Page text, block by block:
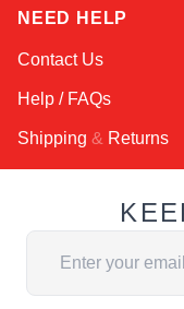
NEED HELP
Contact Us
Help / FAQs
Shipping & Returns
Адрес электронной